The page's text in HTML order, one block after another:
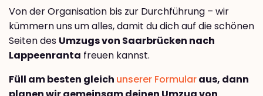
Von der Organisation bis zur Durchführung – wir
kümmern uns um alles, damit du dich auf die schönen
Seiten des Umzugs von Saarbrücken nach
Lappeenranta freuen kannst.
Füll am besten gleich unserer Formularaus, dann